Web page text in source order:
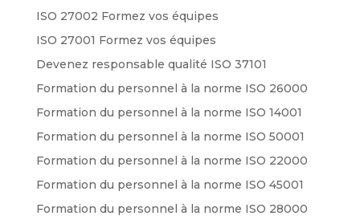
ISO 27002 Formez vos équipes
ISO 27001 Formez vos équipes
Devenez responsable qualité ISO 37101
Formation du personnel à la norme ISO 26000
Formation du personnel à la norme ISO 14001
Formation du personnel à la norme ISO 50001
Formation du personnel à la norme ISO 22000
Formation du personnel à la norme ISO 45001
Formation du personnel à la norme ISO 28000